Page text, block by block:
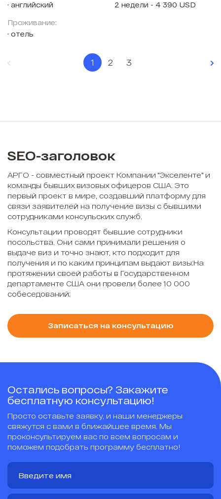
английский
Проживание:
отель
2 недели - 4 390 USD
1 2 3
SEO-заголовок
АРГО - совместный проект Компании "Экселенте" и
команды бывших визовых офицеров США. Это
первый проект в мире, создавший платформу для
связи заявителей на получение визы с бывшими
сотрудниками консульских служб.
Консультации проводят бывшие сотрудники
посольства. Они сами принимали решения о
выдаче виз и точно знают, кто подходит для
получения и по каким принципам выдают визы;На
протяжении своей работы в Государственном
департаменте США они провели более 10 000
собеседований;
Записаться на консультацию
Остались вопросы? Закажите
бесплатную консультацию!
Просто оставьте заявку, и наши менеджеры
свяжутся с вами в ближайшее время. Мы
проконсультируем вас по всем вопросам и
поможем подобрать программу бесплатно!